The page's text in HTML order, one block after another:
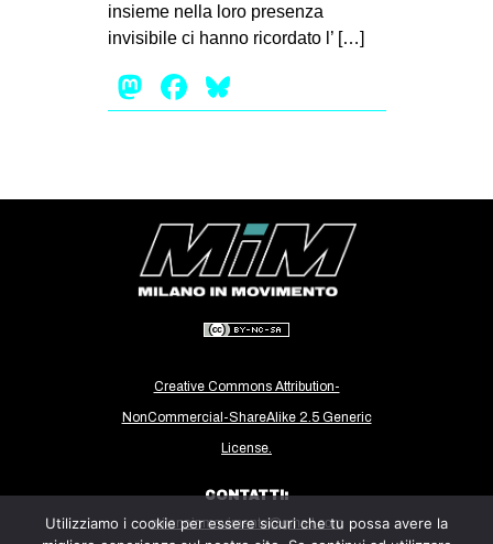
STUDENTI
CULTURE
ARTE
MUSICA
RECENSIONI
AFRICA
AMERICHE
ESTREMO ORIENTE
EUROPA
MEDIO ORIENTE
MONDO
insieme nella loro presenza
invisibile ci hanno ricordato l’ […]
Mastodon
Facebook
Creative Commons Attribution-
NonCommercial-ShareAlike 2.5 Generic
License.
CONTATTI:
milanoinmovimento@gmail.com
Utilizziamo i cookie per essere sicuri che tu possa avere la